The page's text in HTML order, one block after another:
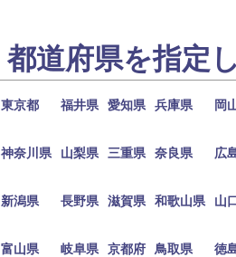
都道府県を指定
東京都 福井県 愛知県 兵庫県 岡
神奈川県 山梨県 三重県 奈良県 広
新潟県 長野県 滋賀県 和歌山県 山
富山県 岐阜県 京都府 鳥取県 徳